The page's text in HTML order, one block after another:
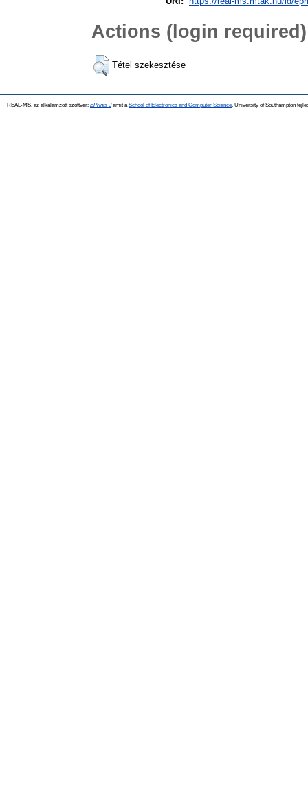
Actions (login required)
Tétel szekesztése
REAL-MS, az alkalamzott szoftver: EPrints 3amit a School of Electronics and Computer Science , University of Southampton